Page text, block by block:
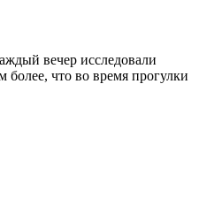
вечер исследовали
более, что во время прогулки